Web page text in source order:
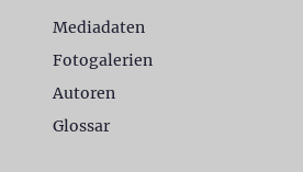
Mediadaten
Fotogalerien
Autoren
Glossar